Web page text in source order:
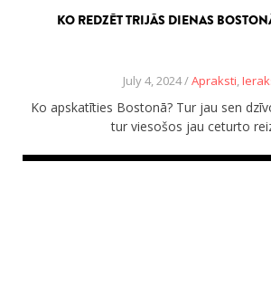
KO REDZĒT TRIJĀS DIENAS
July 4, 2024 / Apraksti
Ko apskatīties Bostonā? Tur jau sen
tur viesošos jau ceturto